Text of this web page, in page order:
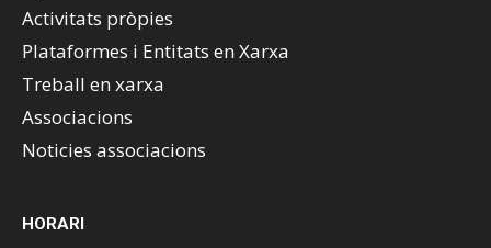
Activitats pròpies
Plataformes i Entitats en Xarxa
Treball en xarxa
Associacions
Noticies associacions
HORARI